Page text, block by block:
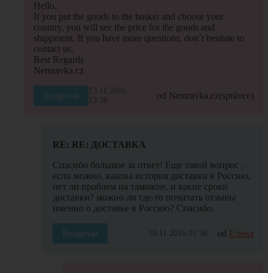
Hello,
If you put the goods to the basket and choose your
country, you will see the price for the goods and
shippment. If you have more questions, don´t hesitate to
contact us.
Best Regards
Nemravka.cz
Reagovat
13.11.2016
13:36
od Nemravka.cz(správce)
RE: RE: ДОСТАВКА
Спасибо большое за ответ! Еще такой вопрос ,
если можно, какова история доставки в Россию,
нет ли проблем на таможне, и какие сроки
доставки? можно ли где-то почитать отзывы
именно о доставке в Россию? Спасибо.
Reagovat 18.11.2016 01:36 od Елена